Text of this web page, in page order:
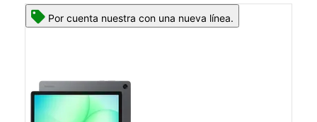
Por cuenta nuestra con una nueva línea.